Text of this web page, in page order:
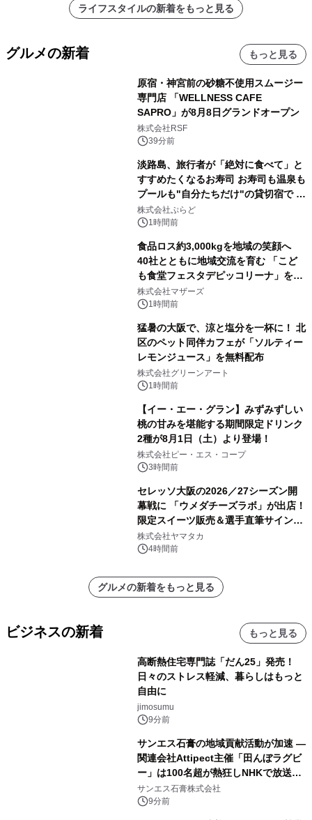
ライフスタイルの新着をもっと見る
グルメの新着 もっと見る
原宿・神宮前の砂糖不使用スムージー
専門店 「WELLNESS CAFE
SAPRO」が8月8日グランドオープン
株式会社RSF
39分前
淡路島、旅行者が「絶対に食べて」と
すすめたくなるお寿司 お寿司も温泉も
プールも"自分たちだけ"の貸切宿で 1
日1組限定「岩屋温泉 絵島別庭 海と
森」の握り寿司プラン
株式会社ぷらど
1時間前
食品ロス約3,000kgを地域の笑顔へ
40社とともに地域交流を育む 「こど
も食堂フェスタデピッコリーナ」を9
月5日(土)開催
株式会社マザーズ
1時間前
猛暑の大阪で、涼と塩分を一杯に！ 北
区のペット同伴カフェが「ソルティー
レモンジュース」を無料配布
株式会社グリーンアート
1時間前
【イー・エー・グラン】みずみずしい
桃の甘みを堪能する期間限定ドリンク
2種が8月1日（土）より登場！
株式会社ピー・エス・コープ
3時間前
セレッソ大阪の2026／27シーズン開
幕戦に 「ウメダチーズラボ」が出店！
限定スイーツ販売＆選手直筆サイング
ッズが当たる抽選会を 8月8日に開催
株式会社ヤマタカ
4時間前
グルメの新着をもっと見る
ビジネスの新着 もっと見る
高断熱住宅専門誌「だん25」発売！
日々のストレス軽減、暮らしはもっと
自由に
jimosumu
9分前
サンエス石膏の地域貢献活動が加速 ―
関連会社Attipect主催「田んぼラグビ
ー」は100名超が熱狂しNHKで放送さ
れました。
サンエス石膏株式会社
9分前